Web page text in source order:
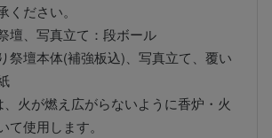
ださい。
壇、写真立て：段ボール
祭壇本体(補強板込)、写真立て、覆い
火が燃え広がらないように香炉・火
て使用します。